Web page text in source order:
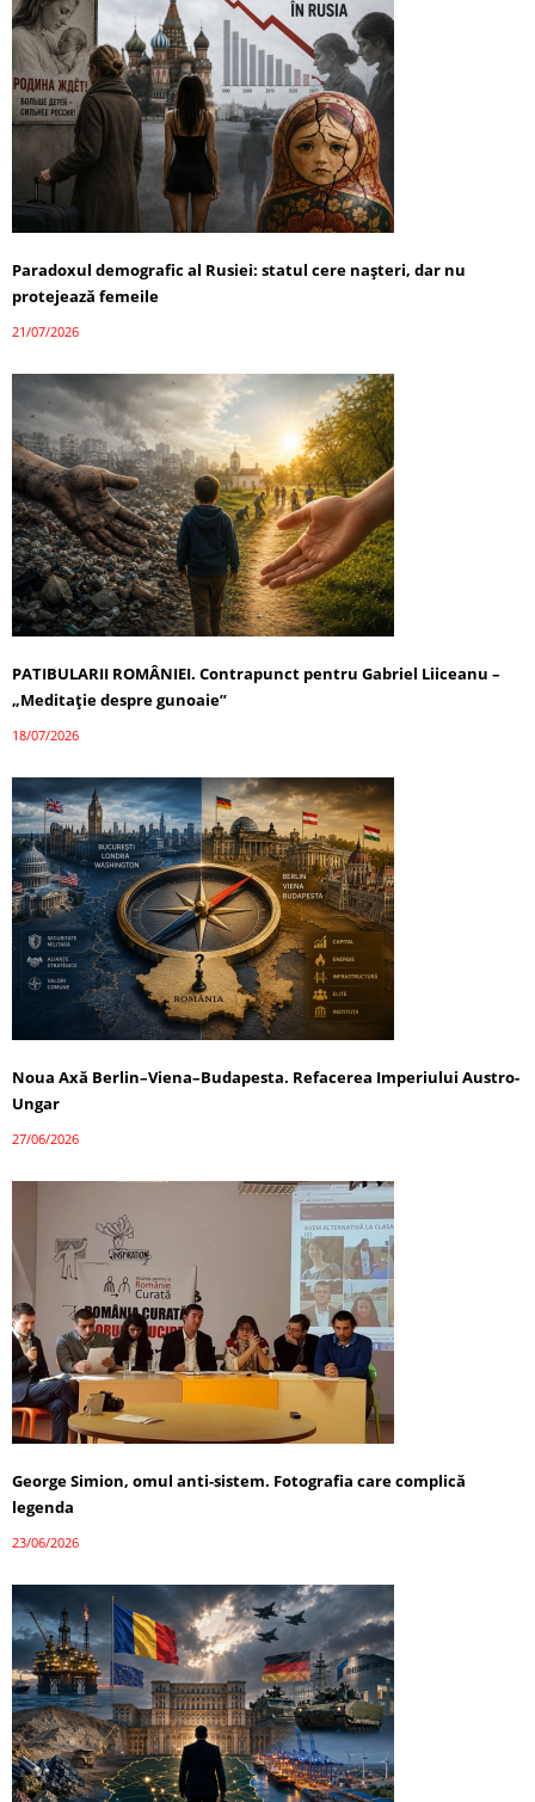
Paradoxul demografic al Rusiei: statul cere nașteri, dar nu
protejează femeile
21/07/2026
PATIBULARII ROMÂNIEI. Contrapunct pentru Gabriel Liiceanu –
„Meditație despre gunoaie”
18/07/2026
Noua Axă Berlin–Viena–Budapesta. Refacerea Imperiului Austro-
Ungar
27/06/2026
George Simion, omul anti-sistem. Fotografia care complică
legenda
23/06/2026